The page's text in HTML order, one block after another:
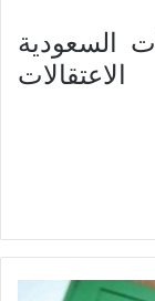
السعودية